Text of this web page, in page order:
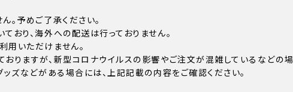
予めご了承ください。
り、海外への配送は行っておりません。
いただけません。
りますが、新型コロナウイルスの影響やご注文が混雑しているなどの
ズなどがある場合には、上記記載の内容をご確認ください。